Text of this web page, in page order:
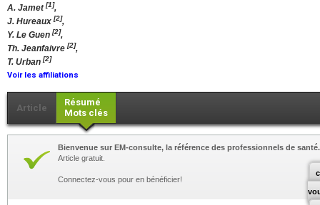
A. Jamet[1],
J. Hureaux [2],
Y. Le Guen [2],
Th. Jeanfaivre [2],
T. Urban [2]
Voir les affiliations
Article
Résumé
Mots clés
Bienvenue sur EM-consulte, la référence des professionnels de santé.
Article gratuit.
Connectez-vous pour en bénéficier!